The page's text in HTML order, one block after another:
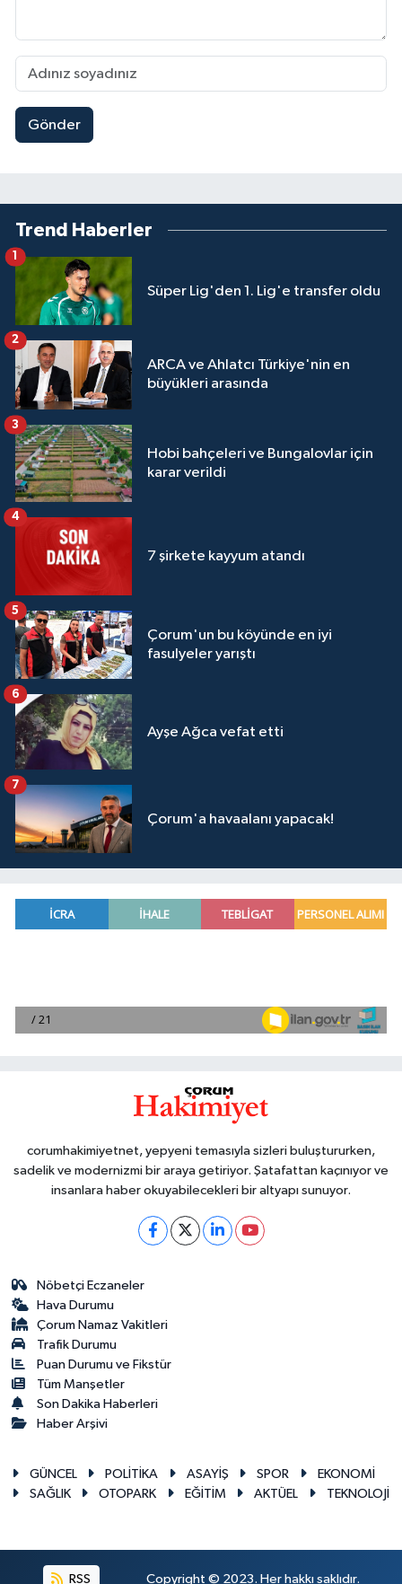
Gönder
Trend Haberler
Süper Lig'den 1. Lig'e transfer oldu
1
ARCA ve Ahlatcı Türkiye'nin en
büyükleri arasında
2
Hobi bahçeleri ve Bungalovlar için
karar verildi
3
7 şirkete kayyum atandı
4
Çorum'un bu köyünde en iyi
fasulyeler yarıştı
5
Ayşe Ağca vefat etti
6
Çorum'a havaalanı yapacak!
7
corumhakimiyetnet, yepyeni temasıyla sizleri buluştururken,
sadelik ve modernizmi bir araya getiriyor. Şatafattan kaçınıyor ve
insanlara haber okuyabilecekleri bir altyapı sunuyor.
Nöbetçi Eczaneler
Hava Durumu
Çorum Namaz Vakitleri
Trafik Durumu
Puan Durumu ve Fikstür
Tüm Manşetler
Son Dakika Haberleri
Haber Arşivi
GÜNCEL POLİTİKA ASAYİŞ SPOR
EKONOMİ
SAĞLIK
OTOPARK EĞİTİM AKTÜEL TEKNOLOJİ
RSS Copyright © 2023. Her hakkı saklıdır.